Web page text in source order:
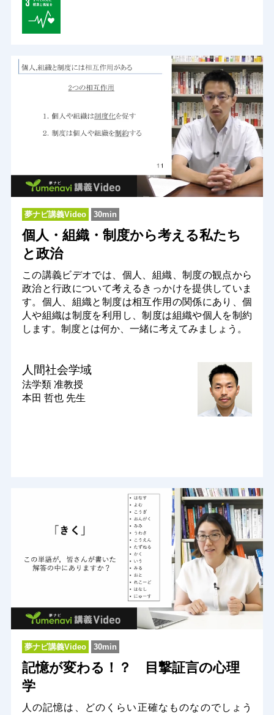
夢ナビ講義Video 30min
個人・組織・制度から考える私たち
と政治
この講義ビデオでは、個人、組織、制度の観点から
政治と行政について考えるきっかけを提供していま
す。個人、組織と制度は相互作用の関係にあり、個
人や組織は制度を利用し、制度は組織や個人を制約
します。制度とは何か、一緒に考えてみましょう。
人間社会学域
法学類 准教授
本田 哲也 先生
夢ナビ講義Video 30min
記憶が変わる！？ 目撃証言の心理
学
人の記憶は、どのくらい正確なものなのでしょう